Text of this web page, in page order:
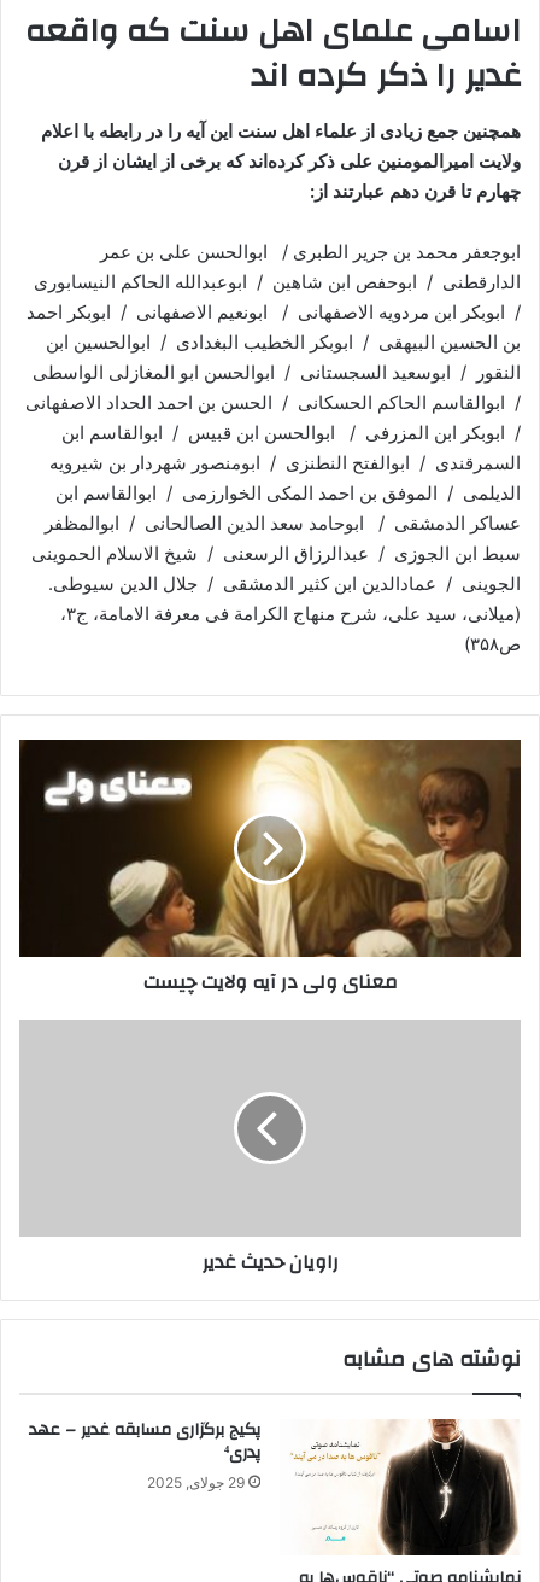
اسامی علمای اهل سنت که واقعه
غدیر را ذکر کرده اند
همچنین جمع زیادی از علماء اهل سنت این آیه را در رابطه با اعلام
ولایت امیرالمومنین علی ذکر کرده‌اند که برخی از ایشان از قرن
چهارم تا قرن دهم عبارتند از:
ابوجعفر محمد بن جریر الطبری / ابوالحسن علی بن عمر
الدارقطنی / ابوحفص ابن شاهین / ابوعبدالله الحاکم النیسابوری
/ ابوبکر ابن مردویه الاصفهانی / ابونعیم الاصفهانی / ابوبکر احمد
بن الحسین البیهقی / ابوبکر الخطیب البغدادی / ابوالحسین ابن
النقور / ابوسعید السجستانی / ابوالحسن ابو المغازلی الواسطی
/ ابوالقاسم الحاکم الحسکانی / الحسن بن احمد الحداد الاصفهانی
/ ابوبکر ابن المزرفی / ابوالحسن ابن قبیس / ابوالقاسم ابن
السمرقندی / ابوالفتح النطنزی / ابومنصور شهردار بن شیرویه
الدیلمی / الموفق بن احمد المکی الخوارزمی / ابوالقاسم ابن
عساکر الدمشقی / ابوحامد سعد الدین الصالحانی / ابوالمظفر
سبط ابن الجوزی / عبدالرزاق الرسعنی / شیخ الاسلام الحموینی
الجوینی / عمادالدین ابن کثیر الدمشقی / جلال الدین سیوطی.
(میلانی، سید علی، شرح منهاج الکرامة فی معرفة الامامة، ج۳،
ص۳۵۸)
ولایت
چیست
معنای ولی در آیه ولایت چیست
راویان حدیث غدیر
نوشته های مشابه
پکیج برگزاری مسابقه غدیر – عهد
پدری⁴
29 جولای, 2025